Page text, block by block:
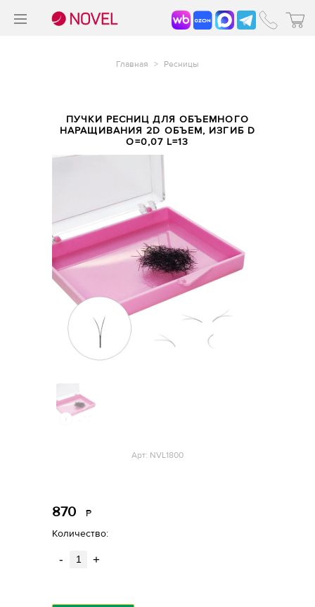
Главная > Ресницы
ПУЧКИ РЕСНИЦ ДЛЯ ОБЪЕМНОГО
НАРАЩИВАНИЯ 2D ОБЪЕМ, ИЗГИБ D
O=0,07 L=13
Арт: NVL1800
870 Р
Количество:
- +